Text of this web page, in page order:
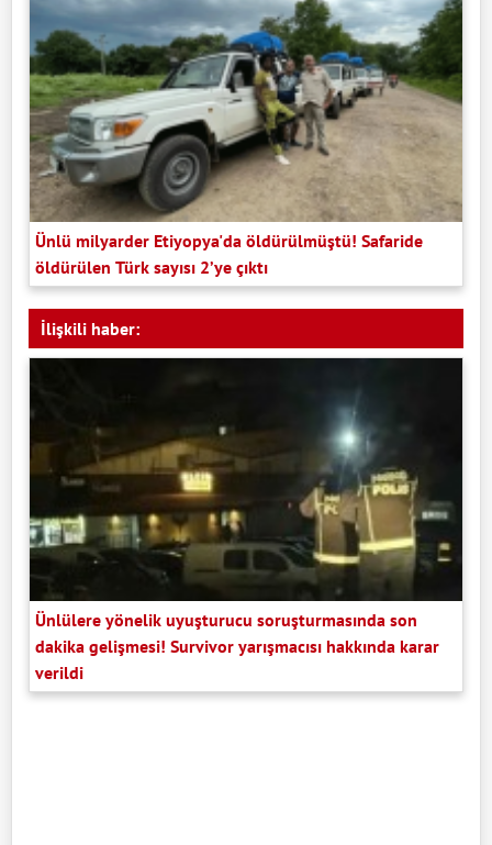
Ünlü milyarder Etiyopya'da öldürülmüştü! Safaride
öldürülen Türk sayısı 2’ye çıktı
İlişkili haber:
Ünlülere yönelik uyuşturucu soruşturmasında son
dakika gelişmesi! Survivor yarışmacısı hakkında karar
verildi